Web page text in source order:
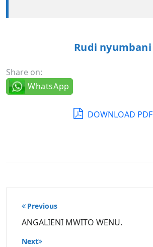
Rudi nyumbani
Share on:
WhatsApp
DOWNLOAD PDF
Post
navigation
Previous
ANGALIENI MWITO WENU.
Next